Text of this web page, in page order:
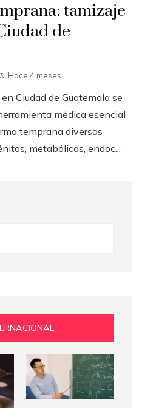
tamizaje
de
Hace 4 meses
Ciudad de Guatemala se
médica esencial
temprana diversas
metabólicas, endoc...